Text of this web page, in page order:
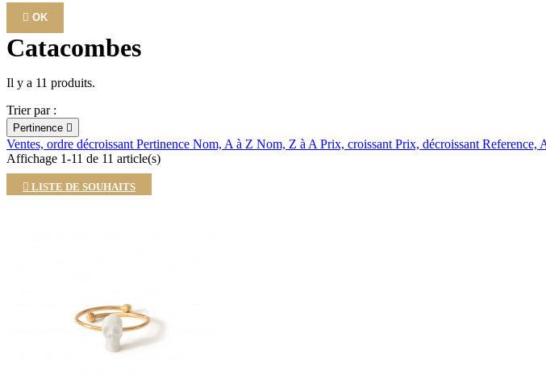
 OK
Catacombes
Il y a 11 produits.
Trier par :
Pertinence 
Ventes, ordre décroissant Pertinence Nom, A à Z Nom, Z à A Prix, croissant Prix, décroissant Reference,
Affichage 1-11 de 11 article(s)
 LISTE DE SOUHAITS